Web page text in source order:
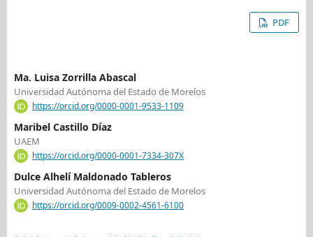
PDF
Ma. Luisa Zorrilla Abascal
Universidad Autónoma del Estado de Morelos
https://orcid.org/0000-0001-9533-1109
Maribel Castillo Díaz
UAEM
https://orcid.org/0000-0001-7334-307X
Dulce Alhelí Maldonado Tableros
Universidad Autónoma del Estado de Morelos
https://orcid.org/0009-0002-4561-6100